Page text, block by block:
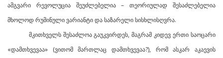
ამგვარი რევოლუცია შეუძლებელია – თეორიულად შესაძლებელია
მხოლოდ რუმინული ვარიანტი და საზარელი სისხლისღვრა.
მკითხველს შესაძლოა გაუკვირდეს, მაგრამ კიდევ ერთი საოცარი
«დამთხვევაა» (ვითომ მართლაც დამთხვევაა?), რომ ასკარ აკაევის